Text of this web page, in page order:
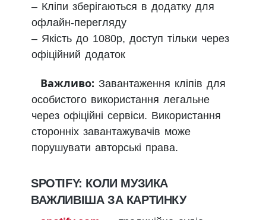
– Кліпи зберігаються в додатку для
офлайн-перегляду
– Якість до 1080p, доступ тільки через
офіційний додаток
Важливо: Завантаження кліпів для
особистого використання легальне
через офіційні сервіси. Використання
сторонніх завантажувачів може
порушувати авторські права.
SPOTIFY: КОЛИ МУЗИКА
ВАЖЛИВІША ЗА КАРТИНКУ